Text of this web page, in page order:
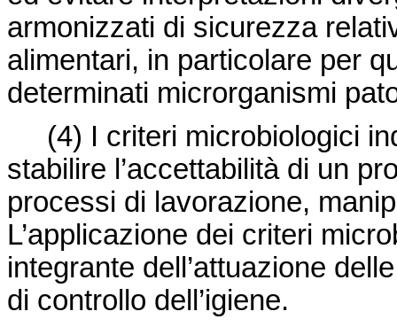
armonizzati di sicurezza
alimentari, in particolare per
determinati microrganismi
(4) I criteri microbiologici
stabilire l’accettabilità di un
processi di lavorazione,
L’applicazione dei criteri
integrante dell’attuazione
di controllo dell’igiene.